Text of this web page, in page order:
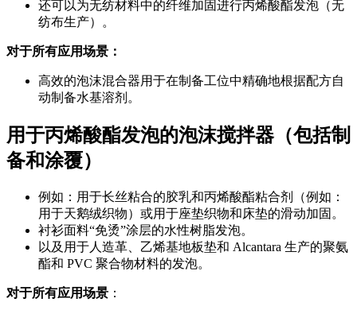
还可以为无纺材料中的纤维加固进行丙烯酸酯发泡（无
纺布生产）。
对于所有应用场景：
高效的泡沫混合器用于在制备工位中精确地根据配方自
动制备水基溶剂。
用于丙烯酸酯发泡的泡沫搅拌器（包括制
备和涂覆）
例如：用于长丝粘合的胶乳和丙烯酸酯粘合剂（例如：
用于天鹅绒织物）或用于座垫织物和床垫的滑动加固。
衬衫面料“免烫”涂层的水性树脂发泡。
以及用于人造革、乙烯基地板垫和 Alcantara 生产的聚氨
酯和 PVC 聚合物材料的发泡。
对于所有应用场景 ：